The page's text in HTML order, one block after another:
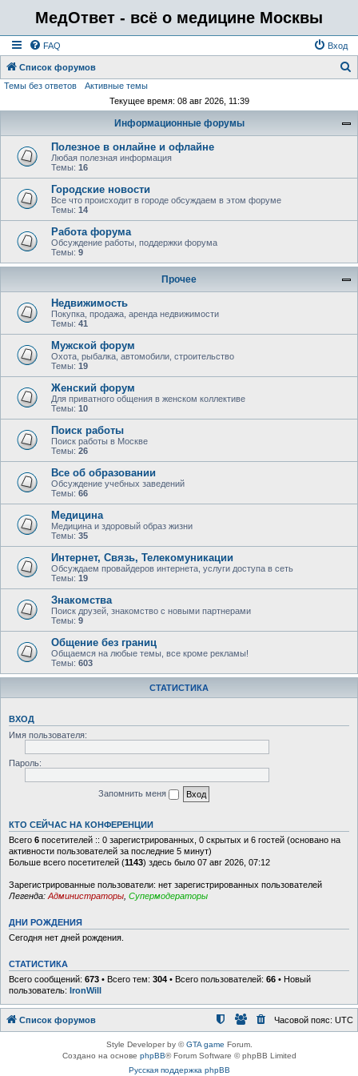
МедОтвет - всё о медицине Москвы
FAQ Вход
Список форумов
Темы без ответов
Активные темы
Текущее время: 08 авг 2026, 11:39
Информационные форумы
Полезное в онлайне и офлайне
Любая полезная информация
Темы: 16
Городские новости
Все что происходит в городе обсуждаем в этом форуме
Темы: 14
Работа форума
Обсуждение работы, поддержки форума
Темы: 9
Прочее
Недвижимость
Покупка, продажа, аренда недвижимости
Темы: 41
Мужской форум
Охота, рыбалка, автомобили, строительство
Темы: 19
Женский форум
Для приватного общения в женском коллективе
Темы: 10
Поиск работы
Поиск работы в Москве
Темы: 26
Все об образовании
Обсуждение учебных заведений
Темы: 66
Медицина
Медицина и здоровый образ жизни
Темы: 35
Интернет, Связь, Телекомуникации
Обсуждаем провайдеров интернета, услуги доступа в сеть
Темы: 19
Знакомства
Поиск друзей, знакомство с новыми партнерами
Темы: 9
Общение без границ
Общаемся на любые темы, все кроме рекламы!
Темы: 603
СТАТИСТИКА
ВХОД
Имя пользователя:
Пароль:
Запомнить меня
КТО СЕЙЧАС НА КОНФЕРЕНЦИИ
Всего 6 посетителей :: 0 зарегистрированных, 0 скрытых и 6 гостей (основано на
активности пользователей за последние 5 минут)
Больше всего посетителей (1143) здесь было 07 авг 2026, 07:12
Зарегистрированные пользователи: нет зарегистрированных пользователей
Легенда: Администраторы Супермодераторы
ДНИ РОЖДЕНИЯ
Сегодня нет дней рождения.
СТАТИСТИКА
Всего сообщений: 673 • Всего тем: 304 • Всего пользователей: 66 • Новый
пользователь: IronWill
Список форумов Часовой пояс: UTC
Style Developer by ©GTA game Forum.
Создано на основе phpBB® Forum Software © phpBB Limited
Русская поддержка phpBB